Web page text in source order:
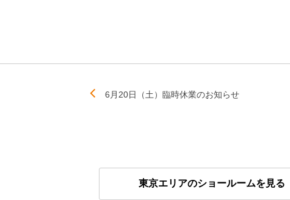
6月20日（土）臨時休業のお知らせ
東京エリアのショールームを見る